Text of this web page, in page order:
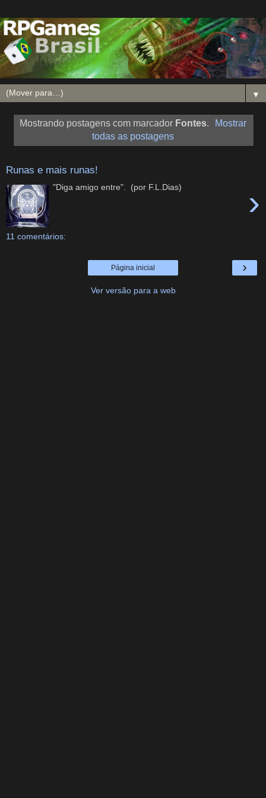
▼
Mostrando postagens com marcador Fontes.
Mostrar
todas as postagens
Runas e mais runas!
›
"Diga amigo entre". (por F.L.Dias)
11 comentários:
›
Página inicial
Ver versão para a web